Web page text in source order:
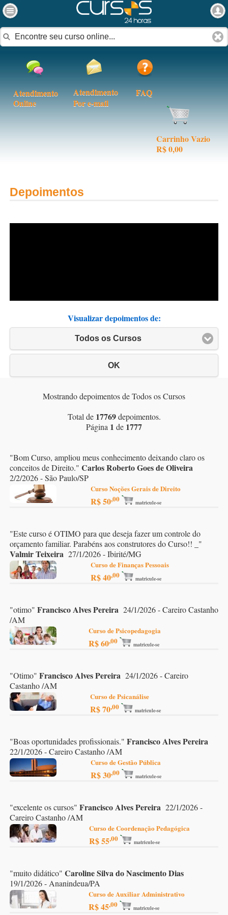
Atendimento
Online
Atendimento
Por e-mail
FAQ
Carrinho Vazio
R$ 0,00
Depoimentos
Visualizar depoimentos de:
Todos os Cursos
OK
Mostrando depoimentos de Todos os Cursos
Total de 17769depoimentos.
Página 1 de 1777
"Bom Curso, ampliou meus conhecimento deixando claro os
conceitos de Direito." Carlos Roberto Goes de Oliveira
2/2/2026 - São Paulo/SP
Curso Noções Gerais de Direito
R$ 50,00 matricule-se
"Este curso é OTIMO para que deseja fazer um controle do
orçamento familiar. Parabéns aos construtores do Curso!! _ "
Valmir Teixeira 27/1/2026 - Ibirité/MG
Curso de Finanças Pessoais
R$ 40,00 matricule-se
"otimo" Francisco Alves Pereira 24/1/2026 - Careiro Castanho
/AM
Curso de Psicopedagogia
R$ 60,00 matricule-se
"Otimo" Francisco Alves Pereira 24/1/2026 - Careiro
Castanho /AM
Curso de Psicanálise
R$ 70,00 matricule-se
"Boas oportunidades profissionais." Francisco Alves Pereira
22/1/2026 - Careiro Castanho /AM
Curso de Gestão Pública
R$ 30,00 matricule-se
"excelente os cursos" Francisco Alves Pereira 22/1/2026 -
Careiro Castanho /AM
Curso de Coordenação Pedagógica
R$ 55,00 matricule-se
"muito didático" Caroline Silva do Nascimento Dias
19/1/2026 - Ananindeua/PA
Curso de Auxiliar Administrativo
R$ 45,00 matricule-se